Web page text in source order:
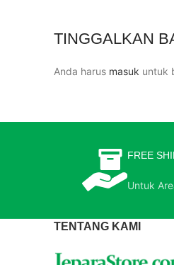
TINGGALKAN
Anda harus masuk untuk
FREE
Untuk
TENTANG KAMI